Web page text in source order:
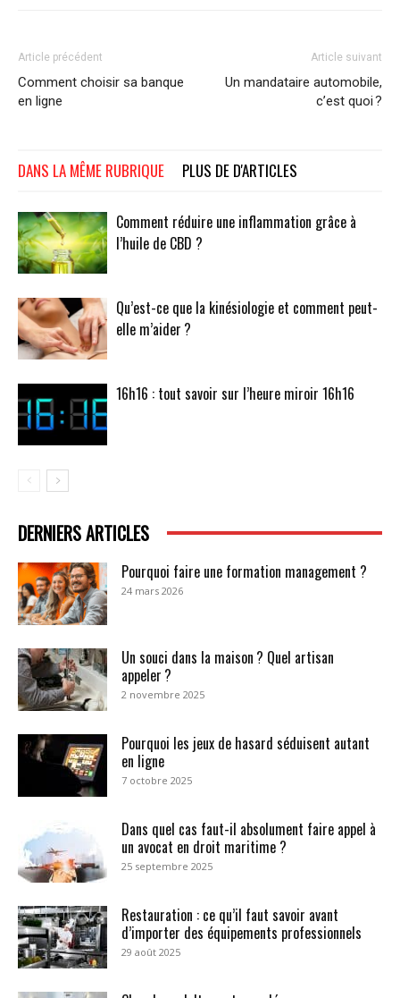
Article précédent
Comment choisir sa banque
en ligne
Article suivant
Un mandataire automobile,
c’est quoi ?
DANS LA MÊME RUBRIQUE PLUS DE D'ARTICLES
Comment réduire une inflammation grâce à
l’huile de CBD ?
Qu’est-ce que la kinésiologie et comment peut-
elle m’aider ?
16h16 : tout savoir sur l’heure miroir 16h16
DERNIERS ARTICLES
Pourquoi faire une formation management ?
24 mars 2026
Un souci dans la maison ? Quel artisan
appeler ?
2 novembre 2025
Pourquoi les jeux de hasard séduisent autant
en ligne
7 octobre 2025
Dans quel cas faut-il absolument faire appel à
un avocat en droit maritime ?
25 septembre 2025
Restauration : ce qu’il faut savoir avant
d’importer des équipements professionnels
29 août 2025